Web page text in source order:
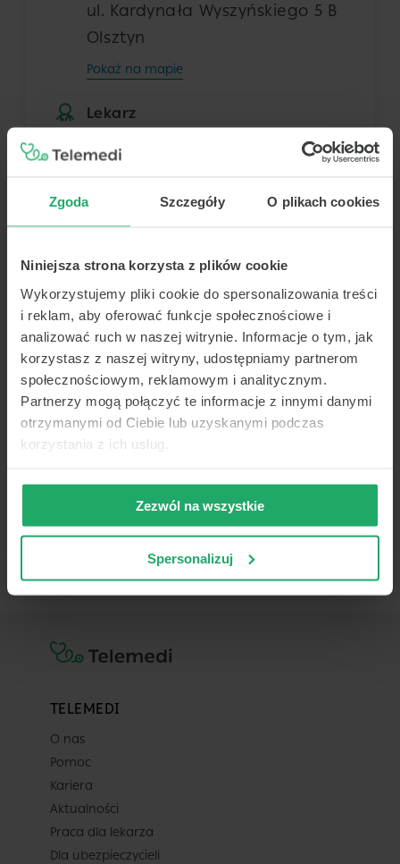
Zgoda Szczegóły O plikach cookies
Niniejsza strona korzysta z plików cookie
Wykorzystujemy pliki cookie do spersonalizowania treści
i reklam, aby oferować funkcje społecznościowe i
analizować ruch w naszej witrynie. Informacje o tym, jak
korzystasz z naszej witryny, udostępniamy partnerom
społecznościowym, reklamowym i analitycznym.
Partnerzy mogą połączyć te informacje z innymi danymi
otrzymanymi od Ciebie lub uzyskanymi podczas
korzystania z ich usług.
Zezwól na wszystkie
Spersonalizuj
ul. Kardynała Wyszyńskiego 5 B
Olsztyn
Pokaż na mapie
Lekarz
Dowolny z tej placówki
Dziś
9 sierpnia
-
-
-
-
Jutro
10 sierpnia
-
-
-
Wt.
11 sierpnia
-
-
-
-
12 sierpnia
-
Brak terminów
Brak dalszych wolnych terminów
w całym dostępnym kalendarzu
(do 2026-09-10).
TELEMEDI
O nas
Pomoc
Kariera
Aktualności
Praca dla lekarza
Dla ubezpieczycieli